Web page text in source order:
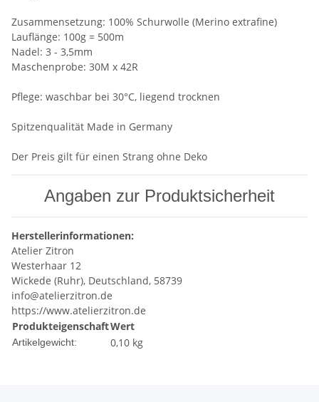
Zusammensetzung: 100% Schurwolle (Merino extrafine)
Lauflänge: 100g = 500m
Nadel: 3 - 3,5mm
Maschenprobe: 30M x 42R
Pflege: waschbar bei 30°C, liegend trocknen
Spitzenqualität Made in Germany
Der Preis gilt für einen Strang ohne Deko
Angaben zur Produktsicherheit
Herstellerinformationen:
Atelier Zitron
Westerhaar 12
Wickede (Ruhr), Deutschland, 58739
info@atelierzitron.de
https://www.atelierzitron.de
ProdukteigenschaftWert
Artikelgewicht: 0,10 kg